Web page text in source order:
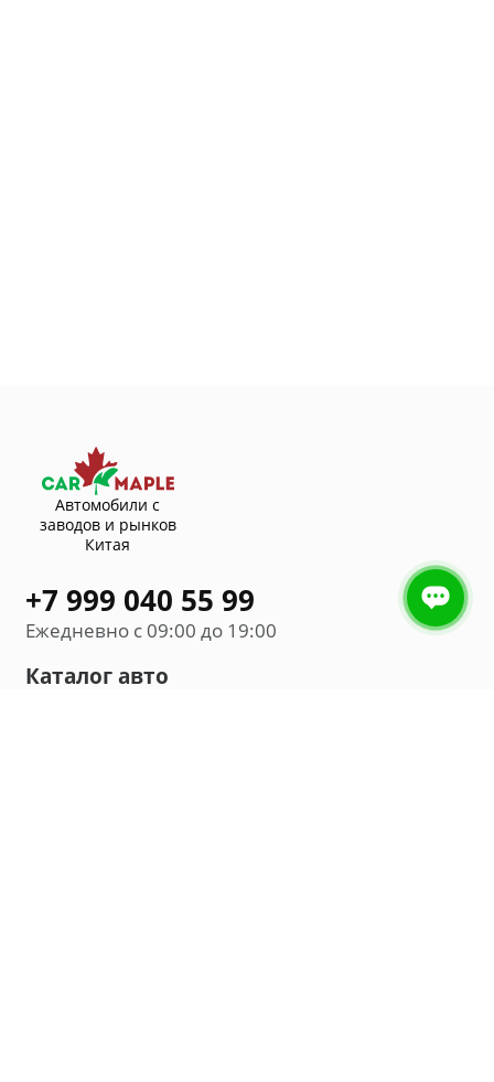
Автомобили с
заводов и рынков
Китая
+7 999 040 55 99
Ежедневно с 09:00 до 19:00
Каталог авто